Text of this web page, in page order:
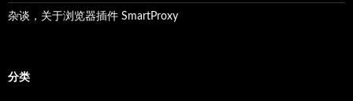
杂谈，关于浏览器插件 SmartProxy
分类